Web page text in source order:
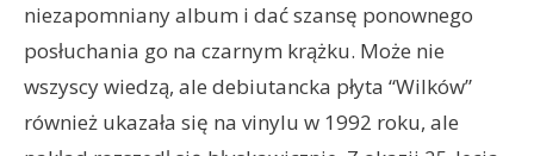
niezapomniany album i dać szansę ponownego
posłuchania go na czarnym krążku. Może nie
wszyscy wiedzą, ale debiutancka płyta “Wilków”
również ukazała się na vinylu w 1992 roku, ale